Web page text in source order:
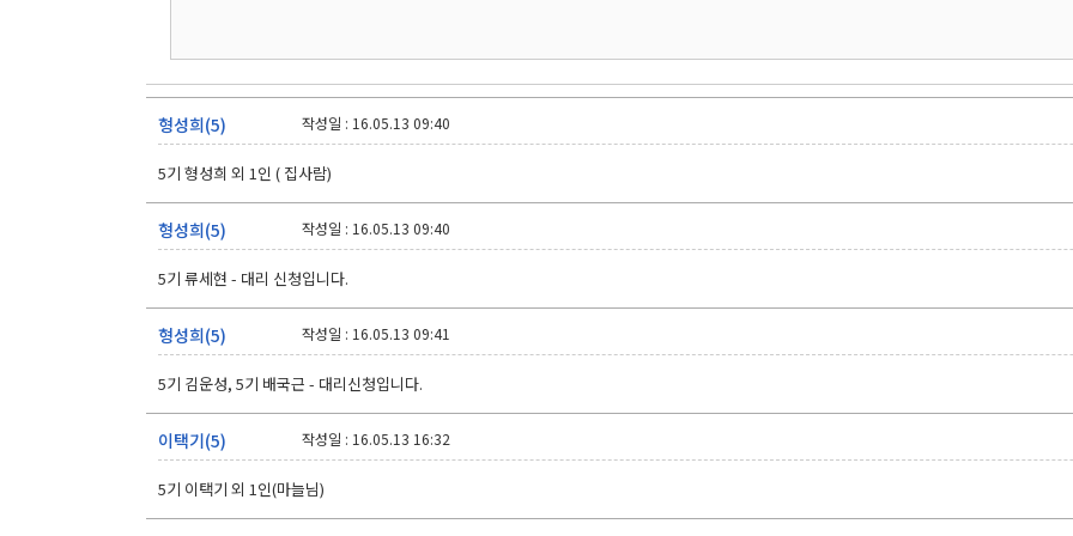
형성희(5) 작성일 : 16.05.13 09:40
5기 형성희 외 1인 ( 집사람)
형성희(5) 작성일 : 16.05.13 09:40
5기 류세현 - 대리 신청입니다.
형성희(5) 작성일 : 16.05.13 09:41
5기 김운성, 5기 배국근 - 대리신청입니다.
이택기(5) 작성일 : 16.05.13 16:32
5기 이택기 외 1인(마늘님)